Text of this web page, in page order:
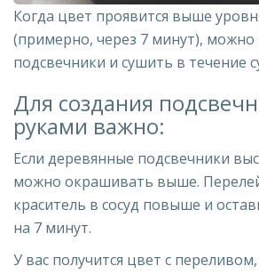
Когда цвет проявится выше
(примерно, через 7 минут),
подсвечники и сушить в течение
Для создания
руками важно:
Если деревянные подсвечники
можно окрашивать выше.
краситель в сосуд повыше и
на 7 минут.
У вас получится цвет с